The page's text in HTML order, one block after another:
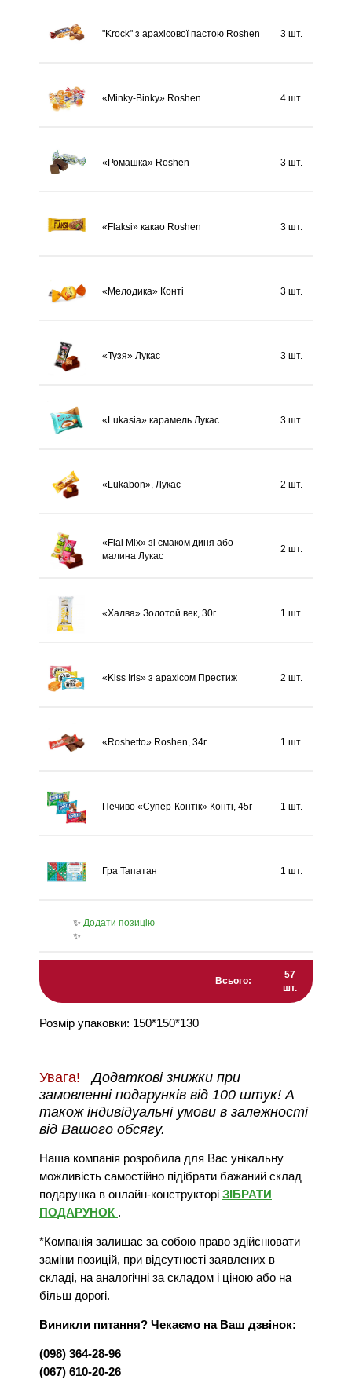
"Krock" з арахісової пастою Roshen 3 шт.
«Minky-Binky» Roshen 4 шт.
«Ромашка» Roshen 3 шт.
«Flaksi» какао Roshen 3 шт.
«Мелодика» Конті 3 шт.
«Тузя» Лукас 3 шт.
«Lukasia» карамель Лукас 3 шт.
«Lukabon», Лукас 2 шт.
«Flai Mix» зі смаком диня або
малина Лукас
2 шт.
«Халва» Золотой век, 30г 1 шт.
«Kiss Iris» з арахісом Престиж 2 шт.
«Roshetto» Roshen, 34г 1 шт.
Печиво «Супер-Контік» Конті, 45г 1 шт.
Гра Тапатан 1 шт.
✨ Додати позицію
✨
Всього:
57
шт.
Розмір упаковки: 150*150*130
Увага!
Додаткові знижки при
замовленні подарунків від 100 штук! А
також індивідуальні умови в залежності
від Вашого обсягу.
Наша компанія розробила для Вас унікальну
можливість самостійно підібрати бажаний склад
подарунка в онлайн-конструкторі ЗІБРАТИ
ПОДАРУНОК .
*Компанія залишає за собою право здійснювати
заміни позицій, при відсутності заявлених в
складі, на аналогічні за складом і ціною або на
більш дорогі.
Виникли питання? Чекаємо на Ваш дзвінок:
(098) 364-28-96
(067) 610-20-26